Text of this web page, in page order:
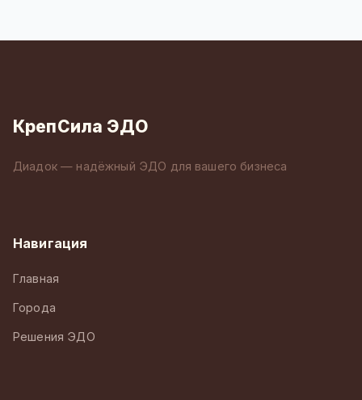
КрепСила ЭДО
Диадок — надёжный ЭДО для вашего бизнеса
Навигация
Главная
Города
Решения ЭДО